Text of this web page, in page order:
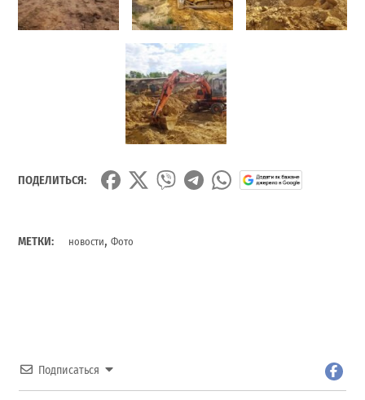
ПОДЕЛИТЬСЯ:
МЕТКИ: новости,Фото
Подписаться